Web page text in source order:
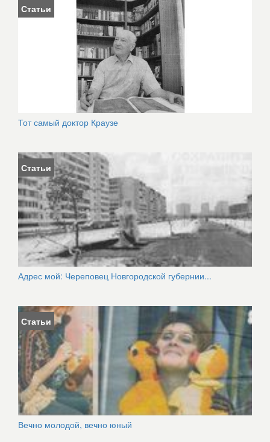
Статьи
Тот самый доктор Краузе
Статьи
Адрес мой: Череповец Новгородской губернии...
Статьи
Вечно молодой, вечно юный